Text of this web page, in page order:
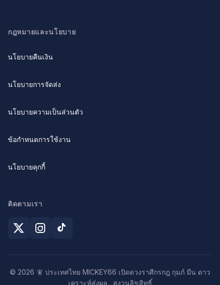
กฎหมายและนโยบาย
นโยบายคืนเงิน
นโยบายการจัดส่ง
นโยบายความเป็นส่วนตัว
ข้อกำหนดการใช้งาน
นโยบายคุกกี้
ติดตามเรา
© 2026 🧚 ประเทศไทย MICKEY66 เปิดดวงราศีกรกฎ กุมภ์ มีน ดาว
เคราะห์ส่งผล . สงวนลิขสิทธิ์